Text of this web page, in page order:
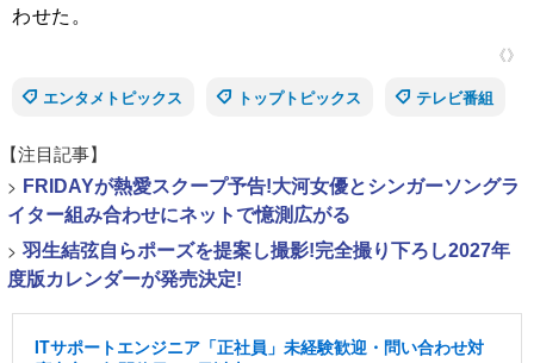
わせた。
《》
エンタメトピックス
トップトピックス テレビ番組
【注目記事】
> FRIDAYが熱愛スクープ予告!大河女優とシンガーソングラ
イター組み合わせにネットで憶測広がる
> 羽生結弦自らポーズを提案し撮影!完全撮り下ろし2027年
度版カレンダーが発売決定!
ITサポートエンジニア「正社員」未経験歓迎・問い合わせ対